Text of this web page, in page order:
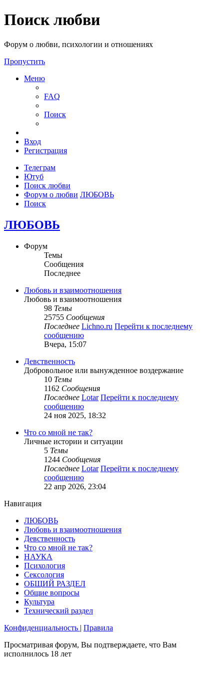
Поиск любви
Форум о любви, психологии и отношениях
Пропустить
Меню
FAQ
Поиск
Вход
Регистрация
Телеграм
Ютуб
Поиск любви
Форум о любви ЛЮБОВЬ
Поиск
ЛЮБОВЬ
Форум
Темы
Сообщения
Последнее
Любовь и взаимоотношения
Любовь и взаимоотношения
98 Темы
25755 Сообщения
Последнее Lichno.ru Перейти к последнему
сообщению
Вчера, 15:07
Девственность
Добровольное или вынужденное воздержание
10 Темы
1162 Сообщения
Последнее Lotar Перейти к последнему
сообщению
24 ноя 2025, 18:32
Что со мной не так?
Личные истории и ситуации
5 Темы
1244 Сообщения
Последнее Lotar Перейти к последнему
сообщению
22 апр 2026, 23:04
Навигация
ЛЮБОВЬ
Любовь и взаимоотношения
Девственность
Что со мной не так?
НАУКА
Психология
Сексология
ОБЩИЙ РАЗДЕЛ
Общие вопросы
Культура
Технический раздел
Конфиденциальность | Правила
Просматривая форум, Вы подтверждаете, что Вам
исполнилось 18 лет